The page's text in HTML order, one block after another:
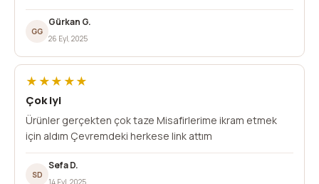
GG
Gürkan G.
26 Eyl, 2025
★★★★★
Çok iyi
Ürünler gerçekten çok taze Misafirlerime ikram etmek
için aldım Çevremdeki herkese link attım
SD
Sefa D.
14 Eyl, 2025